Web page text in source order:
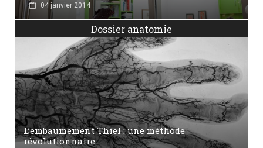
04 janvier 2014
Dossier anatomie
L’embaumement Thiel : une méthode
révolutionnaire